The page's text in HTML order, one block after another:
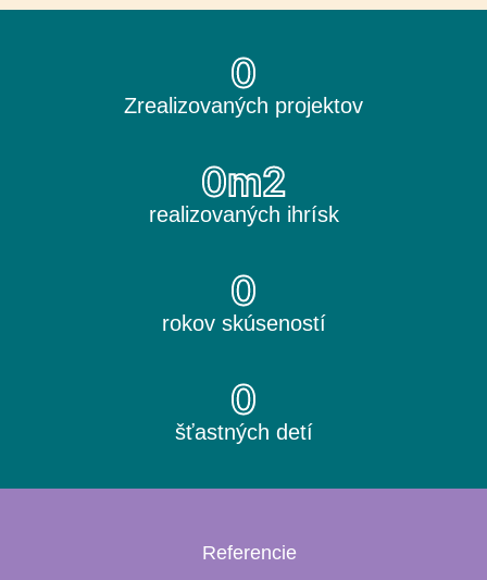
Zrealizovaných projektov
0
realizovaných ihrísk
0m2
rokov skúseností
0
šťastných detí
0
Referencie